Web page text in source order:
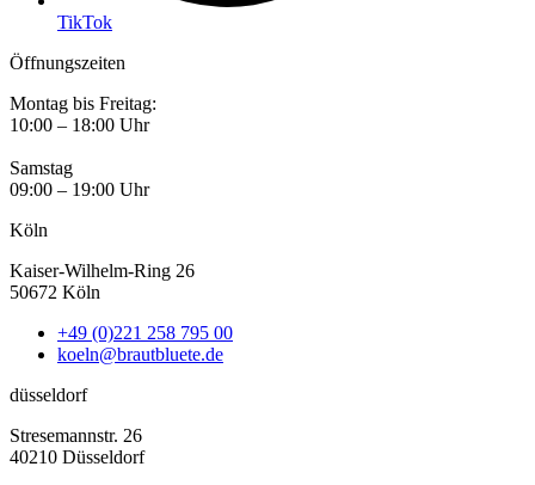
TikTok
Öffnungszeiten
Montag bis Freitag:
10:00 – 18:00 Uhr
Samstag
09:00 – 19:00 Uhr
Köln
Kaiser-Wilhelm-Ring 26
50672 Köln
+49 (0)221 258 795 00
koeln@brautbluete.de
düsseldorf
Stresemannstr. 26
40210 Düsseldorf